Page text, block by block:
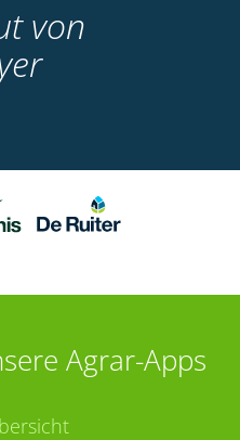
von
Agrar-Apps